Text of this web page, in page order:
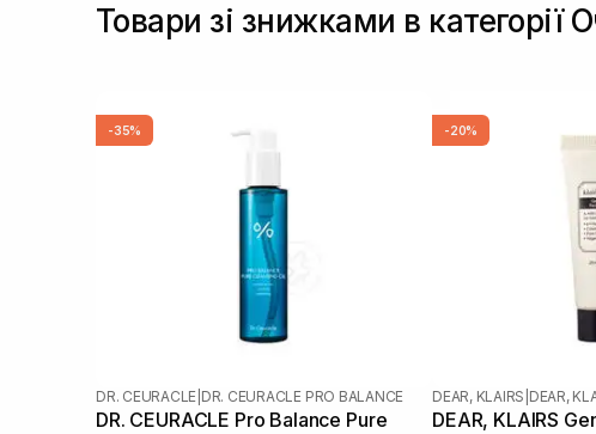
Товари зі знижками в
-35%
DR. CEURACLE DR. CEURACLE PRO BALANCE
DR. CEURACLE Pro Balance Pure
-20%
DEAR, KLAIRS DEAR,
DEAR, KLAIRS